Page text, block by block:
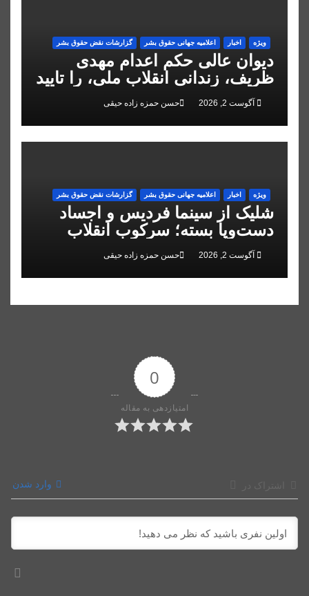
ویژه اخبار اعلاميه جهانی حقوق بشر گزارشات نقض حقوق بشر
دیوان عالی حکم اعدام مهدی
ظریف، زندانی انقلاب ملی، را تایید
کردآگوست 2, 2026 حسن حمزه زاده حیقی
ویژه اخبار اعلاميه جهانی حقوق بشر گزارشات نقض حقوق بشر
شلیک از سینما فردیس و اجساد
دست‌وپا بسته؛ سرکوب انقلاب
ملی در البرز
آگوست 2, 2026 حسن حمزه زاده حیقی
0
امتیازدهی به مقاله
وارد شدن